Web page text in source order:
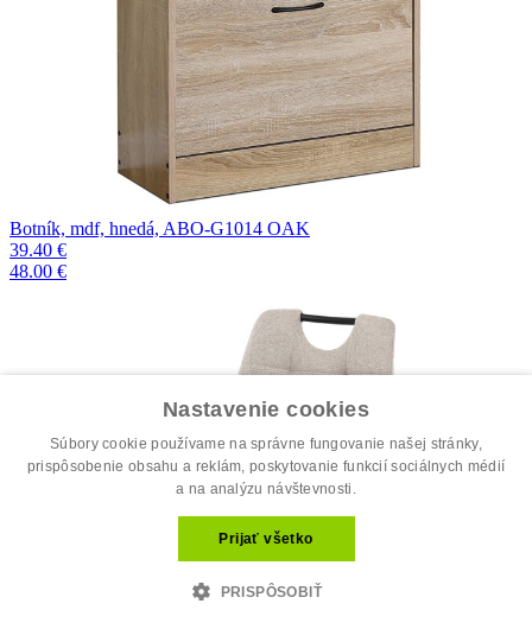
Botník, mdf, hnedá, ABO-G1014 OAK
39.40 €
48.00 €
Nastavenie cookies
Súbory cookie používame na správne fungovanie našej stránky,
prispôsobenie obsahu a reklám, poskytovanie funkcií sociálnych médií
a na analýzu návštevnosti.
Prijať všetko
PRISPÔSOBIŤ